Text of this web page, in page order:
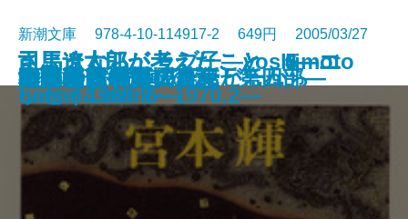
大黒屋光太夫〔下〕
司馬遼太郎が考えたこと 6―エ
ッセイ1972.4～1973.2―
ラッシュライフ
あらゆる場所に花束が……
阿修羅ガール
おとこ友達との会話
夜離れ
司馬遼太郎が考えたこと 5―エ
ッセイ1970.2～1972.4―
すべては一杯のコーヒーから
一日江戸人
新潮文庫 978-4-10-114917-2 649円 2005/03/27
天の夜曲―流転の海 第四部―
オトナ語の謎。
無伴奏
海辺のカフカ〔上〕
海辺のカフカ〔下〕
司馬遼太郎が考えたこと 4―エ
ッセイ1968.9～1970.2―
ヨーロッパ退屈日記
女たちよ！
格闘する者に○
さようなら、ラブ子―yoshimoto
banana.com6―